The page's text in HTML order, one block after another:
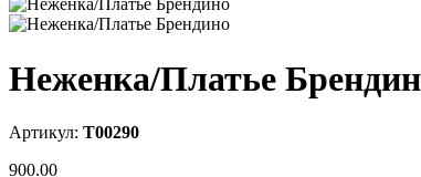
Неженка/Платье
Артикул: Т00290
900.00